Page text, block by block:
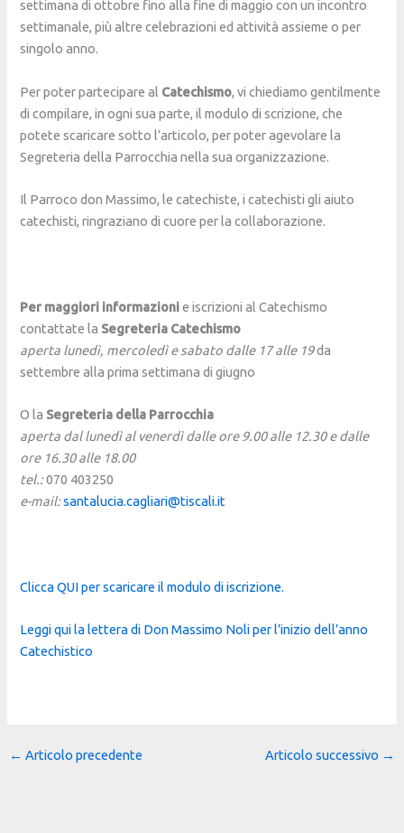
settimana di ottobre fino alla fine di maggio con un incontro
settimanale, più altre celebrazioni ed attività assieme o per
singolo anno.
Per poter partecipare al Catechismo, vi chiediamo gentilmente
di compilare, in ogni sua parte, il modulo di scrizione, che
potete scaricare sotto l’articolo, per poter agevolare la
Segreteria della Parrocchia nella sua organizzazione.
Il Parroco don Massimo, le catechiste, i catechisti gli aiuto
catechisti, ringraziano di cuore per la collaborazione.
Per maggiori informazionie iscrizioni al Catechismo
contattate la Segreteria Catechismo
aperta lunedì, mercoledì e sabato dalle 17 alle 19da
settembre alla prima settimana di giugno
O la Segreteria della Parrocchia
aperta dal lunedì al venerdì dalle ore 9.00 alle 12.30 e dalle
ore 16.30 alle 18.00
tel.:070 403250
e-mail:santalucia.cagliari@tiscali.it
Clicca QUI per scaricare il modulo di iscrizione.
Leggi qui la lettera di Don Massimo Noli per l’inizio dell’anno
Catechistico
← Articolo precedente Articolo successivo →